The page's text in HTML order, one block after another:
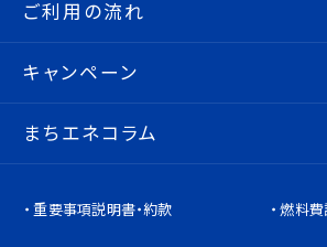
ご利用の流れ
キャンペーン
まちエネコラム
重要事項説明書・約款 燃料